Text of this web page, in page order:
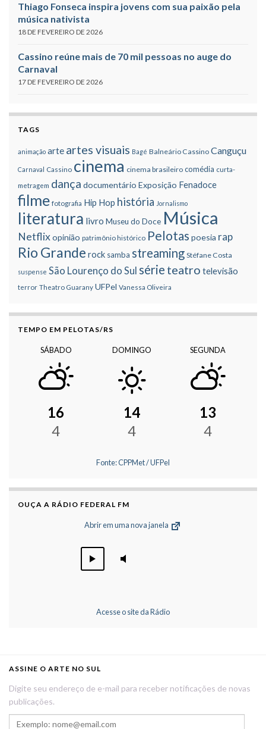
Thiago Fonseca inspira jovens com sua paixão pela
música nativista
18 DE FEVEREIRO DE 2026
Cassino reúne mais de 70 mil pessoas no auge do
Carnaval
17 DE FEVEREIRO DE 2026
TAGS
animação arte artes visuais Bagé Balneário Cassino Canguçu
Carnaval Cassino cinema cinema brasileiro comédia curta-
metragem dança documentário Exposição Fenadoce
filme fotografia Hip Hop história Jornalismo
literatura livro Museu do Doce Música
Netflixopinião patrimônio histórico Pelotas poesia rap
Rio Grande rock samba streaming Stéfane Costa
suspense São Lourenço do Sul série teatro televisão
terror Theatro Guarany UFPel Vanessa Oliveira
TEMPO EM PELOTAS/RS
SÁBADO
16
4
DOMINGO
14
4
SEGUNDA
13
4
Fonte: CPPMet / UFPel
OUÇA A RÁDIO FEDERAL FM
Abrir em uma nova janela
Acesse o site da Rádio
ASSINE O ARTE NO SUL
Digite seu endereço de e-mail para receber notificações de novas
publicações.
Exemplo: nome@email.com